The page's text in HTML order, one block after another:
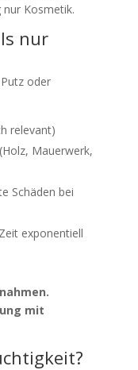
Kosmetik.
nur
oder
relevant)
(Holz, Mauerwerk,
Schäden bei
exponentiell
mit